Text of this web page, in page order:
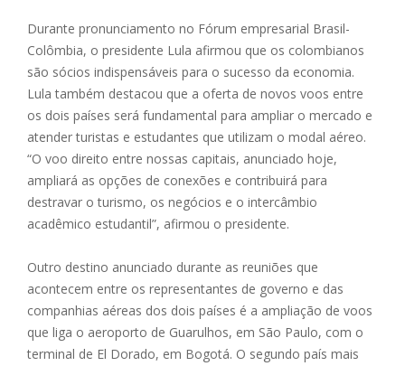
Durante pronunciamento no Fórum empresarial Brasil-
Colômbia, o presidente Lula afirmou que os colombianos
são sócios indispensáveis para o sucesso da economia.
Lula também destacou que a oferta de novos voos entre
os dois países será fundamental para ampliar o mercado e
atender turistas e estudantes que utilizam o modal aéreo.
“O voo direito entre nossas capitais, anunciado hoje,
ampliará as opções de conexões e contribuirá para
destravar o turismo, os negócios e o intercâmbio
acadêmico estudantil”, afirmou o presidente.
Outro destino anunciado durante as reuniões que
acontecem entre os representantes de governo e das
companhias aéreas dos dois países é a ampliação de voos
que liga o aeroporto de Guarulhos, em São Paulo, com o
terminal de El Dorado, em Bogotá. O segundo país mais